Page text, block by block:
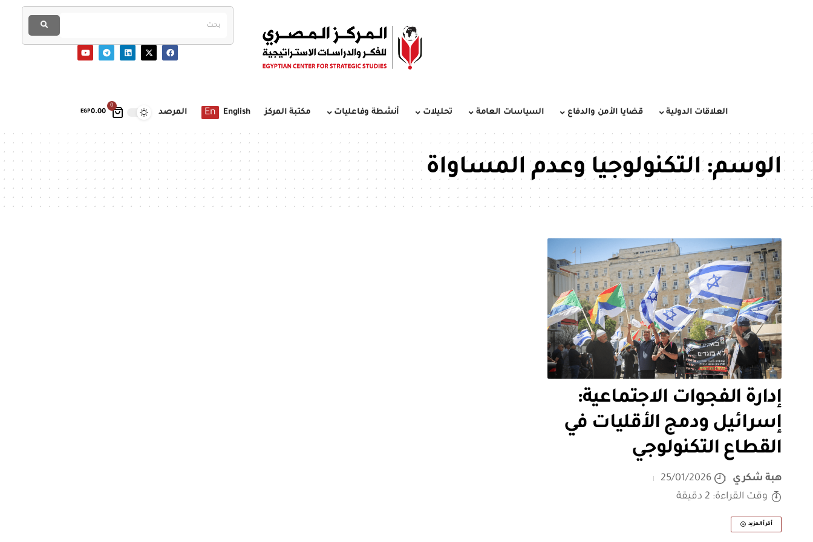
0
EGP0.00 العلاقات الدولية قضايا الأمن والدفاع السياسات العامة تحليلات أنشطة وفاعليات مكتبة المركز English
En المرصد
الوسم:التكنولوجيا وعدم المساواة
إدارة الفجوات الاجتماعية:
إسرائيل ودمج الأقليات في
القطاع التكنولوجي
هبة شكري
25/01/2026
وقت القراءة: 2 دقيقة
أقرأ المزيد